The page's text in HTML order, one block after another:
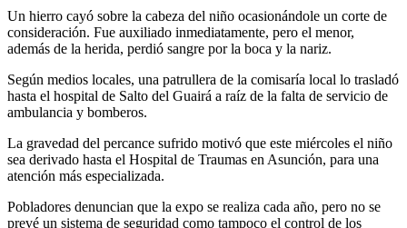
Un hierro cayó sobre la cabeza del niño ocasionándole un corte de
consideración. Fue auxiliado inmediatamente, pero el menor,
además de la herida, perdió sangre por la boca y la nariz.
Según medios locales, una patrullera de la comisaría local lo trasladó
hasta el hospital de Salto del Guairá a raíz de la falta de servicio de
ambulancia y bomberos.
La gravedad del percance sufrido motivó que este miércoles el niño
sea derivado hasta el Hospital de Traumas en Asunción, para una
atención más especializada.
Pobladores denuncian que la expo se realiza cada año, pero no se
prevé un sistema de seguridad como tampoco el control de los